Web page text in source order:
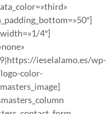
4″]
ieselalamo.es/wp-
color-